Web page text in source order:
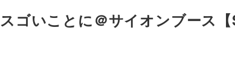
ゴいことに＠サイオンブース